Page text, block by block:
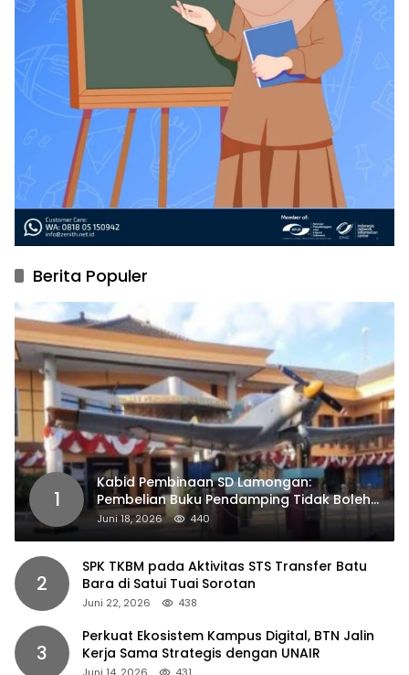
Berita Populer
1
Kabid Pembinaan SD Lamongan:
Pembelian Buku Pendamping Tidak Boleh
Dipaksakan
Juni 18, 2026 440
2
SPK TKBM pada Aktivitas STS Transfer Batu
Bara di Satui Tuai Sorotan
Juni 22, 2026 438
3
Perkuat Ekosistem Kampus Digital, BTN Jalin
Kerja Sama Strategis dengan UNAIR